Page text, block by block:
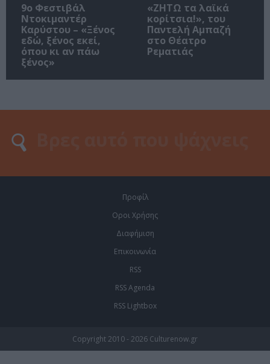
9ο Φεστιβάλ
Ντοκιμαντέρ
Καρύστου – «Ξένος
εδώ, ξένος εκεί,
όπου κι αν πάω
ξένος»
«ΖΗΤΩ τα λαϊκά
κορίτσια!», του
Παντελή Αμπαζή
στο Θέατρο
Ρεματιάς
Προφίλ
Οροι Χρήσης
Διαφήμιση
Επικοινωνία
RSS
RSS Agenda
RSS Lightbox
Copyright 2010 - 2026 Culturenow.gr